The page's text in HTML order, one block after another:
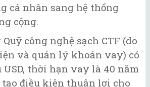
cá nhân sang hệ thống
cộng.
công nghệ sạch CTF (do
và quản lý khoản vay) có
thời hạn vay là 40 năm
tạo điều kiện thuận lợi cho